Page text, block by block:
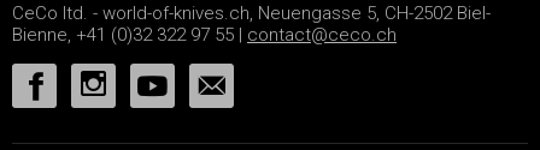
CeCo ltd. - world-of-knives.ch, Neuengasse 5, CH-2502 Biel-
Bienne, +41 (0)32 322 97 55 | contact@ceco.ch